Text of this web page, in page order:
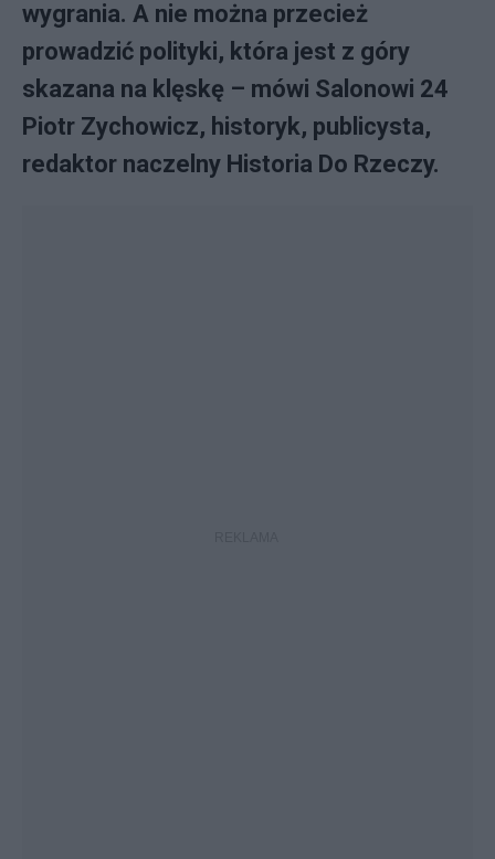
wygrania. A nie można przecież
prowadzić polityki, która jest z góry
skazana na klęskę – mówi Salonowi 24
Piotr Zychowicz, historyk, publicysta,
redaktor naczelny Historia Do Rzeczy.